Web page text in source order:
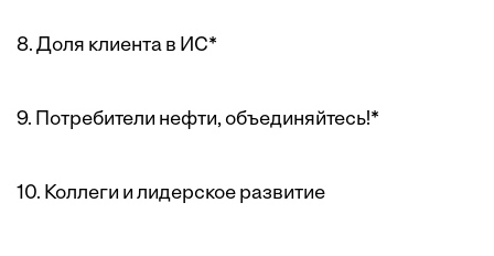
8. Доля клиента в ИС*
9. Потребители нефти, объединяйтесь!*
10. Коллеги и лидерское развитие